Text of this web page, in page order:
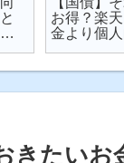
お得？楽
金より個
きたい